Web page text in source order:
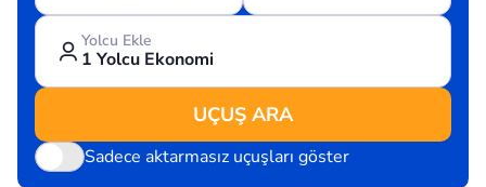
Yolcu Ekle
1 Yolcu Ekonomi
UÇUŞ ARA
Sadece aktarmasız uçuşları göster